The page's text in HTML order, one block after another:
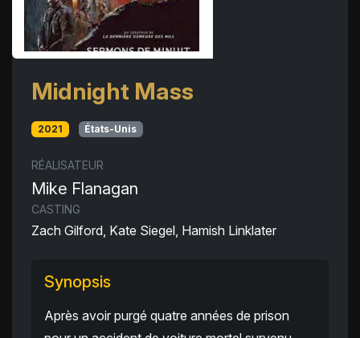
Midnight Mass
2021 États-Unis
RÉALISATEUR
Mike Flanagan
CASTING
Zach Gilford, Kate Siegel, Hamish Linklater
Synopsis
Après avoir purgé quatre années de prison